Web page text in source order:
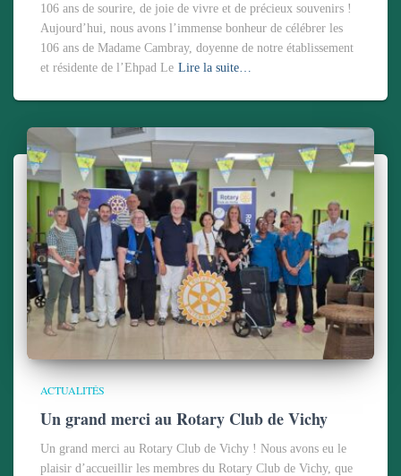
106 ans de sourire, de joie de vivre et de précieux souvenirs !
Aujourd’hui, nous avons l’immense bonheur de célébrer les
106 ans de Madame Cambray, doyenne de notre établissement
et résidente de l’Ehpad Le Lire la suite…
ACTUALITÉS
Un grand merci au Rotary Club de Vichy
Un grand merci au Rotary Club de Vichy ! Nous avons eu le
plaisir d’accueillir les membres du Rotary Club de Vichy, que